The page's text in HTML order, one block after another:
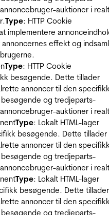
auktioner i
Type: HTTP Cookie
implementere
effekt og
Type: HTTP Cookie
besøgende. Dette tillader
annoncer til den
og tredjeparts-
auktioner i
Type: Lokalt HTML-lager
besøgende. Dette tillader
annoncer til den
og tredjeparts-
auktioner i
Type: Lokalt HTML-lager
besøgende. Dette tillader
annoncer til den
og tredjeparts-